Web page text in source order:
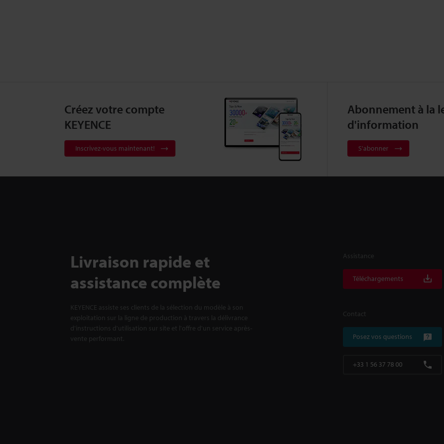
Créez votre compte
KEYENCE
Inscrivez-vous maintenant!
Abonnement à la
d'information
S'abonner
Livraison rapide et
assistance complète
KEYENCE assiste ses clients de la sélection du modèle à son
exploitation sur la ligne de production à travers la délivrance
d'instructions d'utilisation sur site et l'offre d'un service après-
vente performant.
Assistance
Téléchargements
Contact
Posez vos questions
+33 1 56 37 78 00